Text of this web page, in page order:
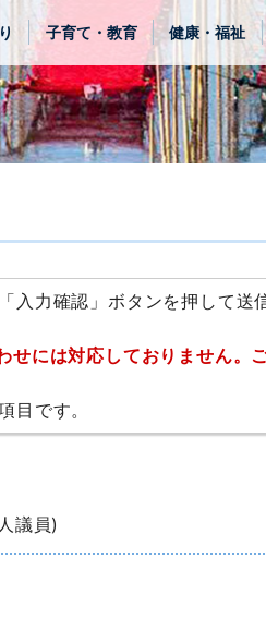
子育て・教育 健康・福祉
入力確認」ボタンを押して送
には対応しておりません。
目です。
議員)